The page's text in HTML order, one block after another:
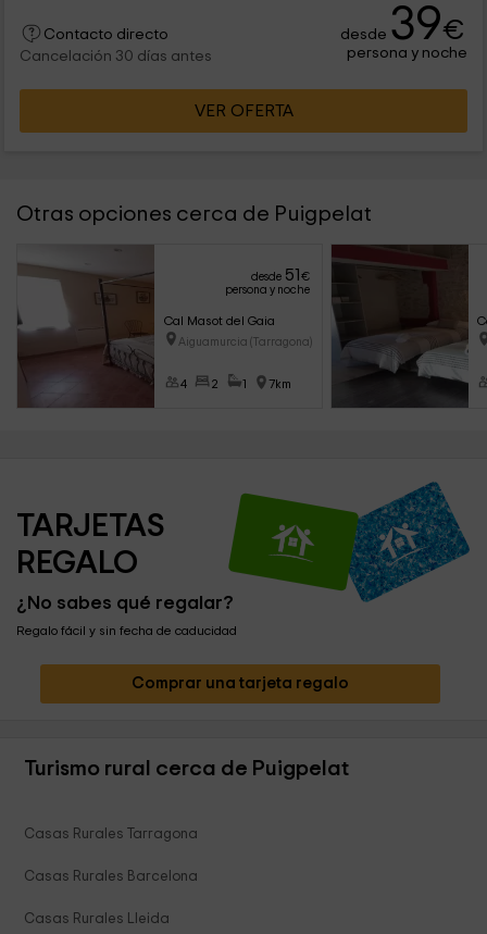
Contacto directo
Cancelación 30 días antes
desde 39€
persona y noche
VER OFERTA
Otras opciones cerca de Puigpelat
desde 51
€
persona y noche
Cal Masot del Gaia
Aiguamurcia (Tarragona)
4 2 1 7km
TARJETAS
REGALO
¿No sabes qué regalar?
Regalo fácil y sin fecha de caducidad
Comprar una tarjeta regalo
Turismo rural cerca de Puigpelat
Casas Rurales Tarragona
Casas Rurales Barcelona
Casas Rurales Lleida